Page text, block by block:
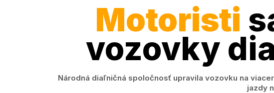
Motoristi
vozovky
Národná diaľničná spoločnosť upravila vozovku na
jazdy